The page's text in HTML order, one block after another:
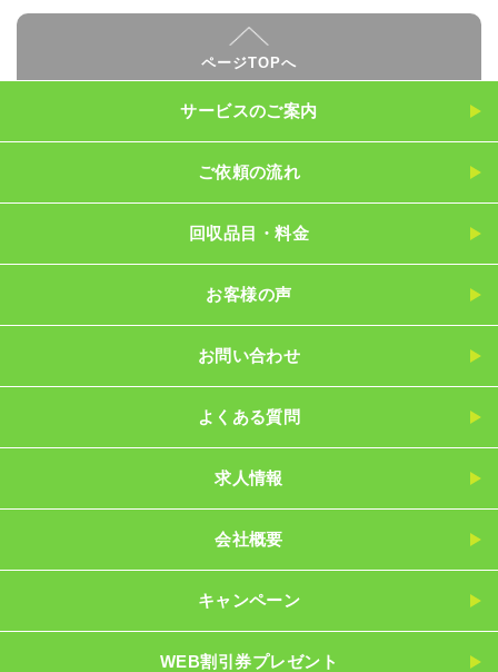
ページTOPへ
サービスのご案内
ご依頼の流れ
回収品目・料金
お客様の声
お問い合わせ
よくある質問
求人情報
会社概要
キャンペーン
WEB割引券プレゼント